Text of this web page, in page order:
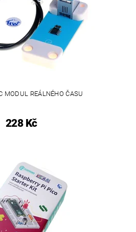
MODUL REÁLNÉHO ČASU
228 Kč